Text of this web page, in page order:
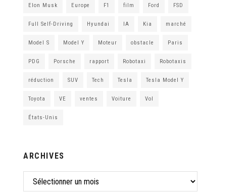
Elon Musk Europe F1 film Ford FSD
Full Self-Driving Hyundai IA Kia marché
Model S Model Y Moteur obstacle Paris
PDG Porsche rapport Robotaxi Robotaxis
réduction SUV Tech Tesla Tesla Model Y
Toyota VE ventes Voiture Vol
États-Unis
ARCHIVES